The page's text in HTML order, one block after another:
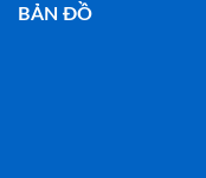
BẢN ĐỒ